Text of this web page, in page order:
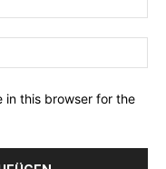
in this browser for the